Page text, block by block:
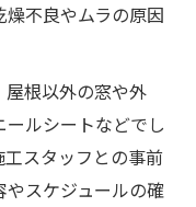
不良やムラの原因
屋根以外の窓や外
ルシートなどでし
スタッフとの事前
スケジュールの確